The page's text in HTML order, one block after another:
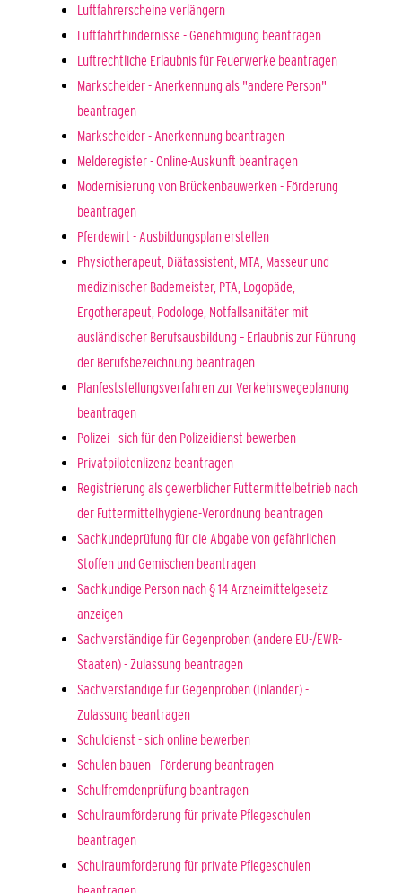
Luftfahrerscheine verlängern
Luftfahrthindernisse - Genehmigung beantragen
Luftrechtliche Erlaubnis für Feuerwerke beantragen
Markscheider - Anerkennung als "andere Person"
beantragen
Markscheider - Anerkennung beantragen
Melderegister - Online-Auskunft beantragen
Modernisierung von Brückenbauwerken - Förderung
beantragen
Pferdewirt - Ausbildungsplan erstellen
Physiotherapeut, Diätassistent, MTA, Masseur und
medizinischer Bademeister, PTA, Logopäde,
Ergotherapeut, Podologe, Notfallsanitäter mit
ausländischer Berufsausbildung – Erlaubnis zur Führung
der Berufsbezeichnung beantragen
Planfeststellungsverfahren zur Verkehrswegeplanung
beantragen
Polizei - sich für den Polizeidienst bewerben
Privatpilotenlizenz beantragen
Registrierung als gewerblicher Futtermittelbetrieb nach
der Futtermittelhygiene-Verordnung beantragen
Sachkundeprüfung für die Abgabe von gefährlichen
Stoffen und Gemischen beantragen
Sachkundige Person nach § 14 Arzneimittelgesetz
anzeigen
Sachverständige für Gegenproben (andere EU-/EWR-
Staaten) - Zulassung beantragen
Sachverständige für Gegenproben (Inländer) -
Zulassung beantragen
Schuldienst - sich online bewerben
Schulen bauen - Förderung beantragen
Schulfremdenprüfung beantragen
Schulraumförderung für private Pflegeschulen
beantragen
Schulraumförderung für private Pflegeschulen